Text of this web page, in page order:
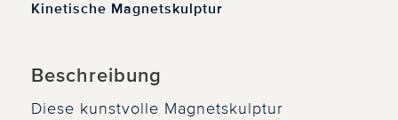
Kinetische Magnetskulptur
Beschreibung
Diese kunstvolle Magnetskulptur